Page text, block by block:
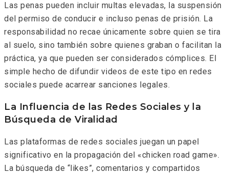
Las penas pueden incluir multas elevadas, la suspensión
del permiso de conducir e incluso penas de prisión. La
responsabilidad no recae únicamente sobre quien se tira
al suelo, sino también sobre quienes graban o facilitan la
práctica, ya que pueden ser considerados cómplices. El
simple hecho de difundir videos de este tipo en redes
sociales puede acarrear sanciones legales.
La Influencia de las Redes Sociales y la
Búsqueda de Viralidad
Las plataformas de redes sociales juegan un papel
significativo en la propagación del «chicken road game».
La búsqueda de “likes”, comentarios y compartidos